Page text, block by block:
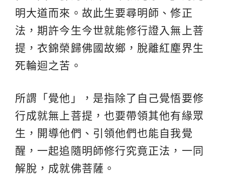
明大道而來。故此生要尋明師、修正
法，期許今生今世就能修行證入無上菩
提，衣錦榮歸佛國故鄉，脫離紅塵界生
死輪迴之苦。
所謂「覺他」，是指除了自己覺悟要修
行成就無上菩提，也要帶領其他有緣眾
生，開導他們、引領他們也能自我覺
醒，一起追隨明師修行究竟正法，一同
解脫，成就佛菩薩。